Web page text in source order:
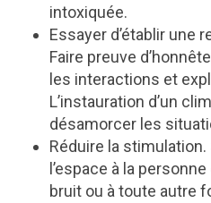
intoxiquée.
Essayer d’établir une
Faire preuve
les interactions et
L’instauration d’un
désamorcer les
Réduire la
l’espace à la
bruit ou à toute autre